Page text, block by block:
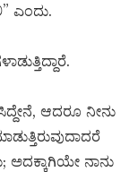
ಎಂದು.
ಆದರೂ ನೀನು
ನಾನು